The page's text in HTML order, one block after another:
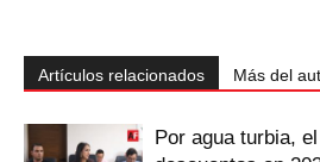
Artículos relacionados Más del
Por agua turbia,